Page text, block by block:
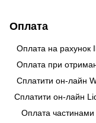
Оплата
Оплата на рахунок
Оплата при
Сплатити он-лайн
Сплатити он-лайн
Оплата частинами